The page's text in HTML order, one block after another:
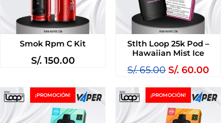
Smok Rpm C Kit
S/. 150.00
Stlth Loop 25k Pod –
Hawaiian Mist Ice
S/.65.00 S/. 60.00
¡PROMOCIÓN! ¡PROMOCIÓN!